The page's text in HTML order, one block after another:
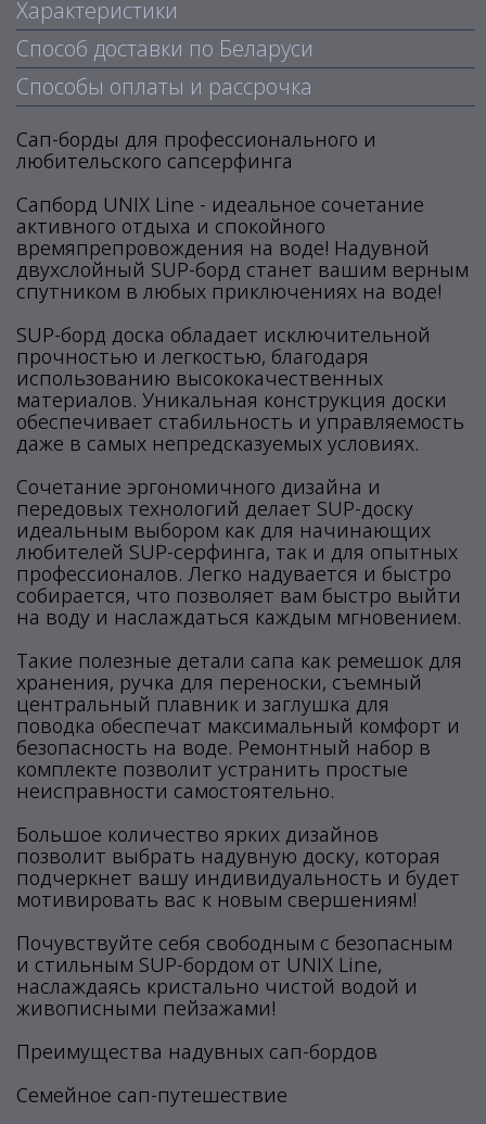
Характеристики
Способ доставки по Беларуси
Способы оплаты и рассрочка
Сап-борды для профессионального и
любительского сапсерфинга
Сапборд UNIX Line - идеальное сочетание
активного отдыха и спокойного
времяпрепровождения на воде! Надувной
двухслойный SUP-борд станет вашим верным
спутником в любых приключениях на воде!
SUP-борд доска обладает исключительной
прочностью и легкостью, благодаря
использованию высококачественных
материалов. Уникальная конструкция доски
обеспечивает стабильность и управляемость
даже в самых непредсказуемых условиях.
Сочетание эргономичного дизайна и
передовых технологий делает SUP-доску
идеальным выбором как для начинающих
любителей SUP-серфинга, так и для опытных
профессионалов. Легко надувается и быстро
собирается, что позволяет вам быстро выйти
на воду и наслаждаться каждым мгновением.
Такие полезные детали сапа как ремешок для
хранения, ручка для переноски, съемный
центральный плавник и заглушка для
поводка обеспечат максимальный комфорт и
безопасность на воде. Ремонтный набор в
комплекте позволит устранить простые
неисправности самостоятельно.
Большое количество ярких дизайнов
позволит выбрать надувную доску, которая
подчеркнет вашу индивидуальность и будет
мотивировать вас к новым свершениям!
Почувствуйте себя свободным с безопасным
и стильным SUP-бордом от UNIX Line,
наслаждаясь кристально чистой водой и
живописными пейзажами!
Преимущества надувных сап-бордов
Семейное сап-путешествие